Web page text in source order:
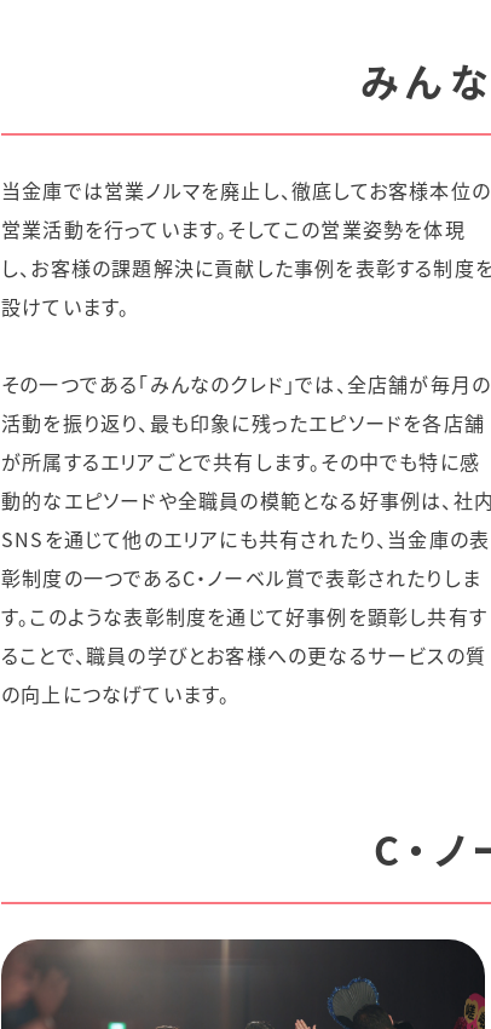
みん
当金庫では営業ノルマを廃止し、徹底してお客様本位の
営業活動を行っています。そしてこの営業姿勢を体現
し、お客様の課題解決に貢献した事例を表彰する制度を
設けています。
その一つである「みんなのクレド」では、全店舗が毎月の
活動を振り返り、最も印象に残ったエピソードを各店舗
が所属するエリアごとで共有します。その中でも特に感
動的なエピソードや全職員の模範となる好事例は、社内
SNSを通じて他のエリアにも共有されたり、当金庫の表
彰制度の一つであるC・ノーベル賞で表彰されたりしま
す。このような表彰制度を通じて好事例を顕彰し共有す
ることで、職員の学びとお客様への更なるサービスの質
の向上につなげています。
C・